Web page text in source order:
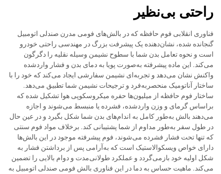
راحتی بی‌نظیر
فناوری انقلابی فوم حافظه که در بالش‌های فومی مدرن صندلی اتومبیل
گنجانده شده، نشان‌دهنده یک پیشرفت بزرگ در مهندسی راحتی خودرو
است و نحوه تعامل بدن شما با سطوح نشیمن وسیله نقلیه را دگرگون
می‌کند. این ماده پیشرفته به‌صورت پویا به دمای بدن و فشار واردشده
واکنش نشان می‌دهد و تجربه‌ای نشیمن سفارشی ایجاد می‌کند که خود را با
ساختار آناتومیک منحصربه‌فرد و ترجیحات نشیمن شما تطبیق می‌دهد.
ساختار فوم حافظه از میلیون‌ها حفره میکروسکوپی هوا تشکیل شده که
براساس گرمای و وزن واردشده، فشرده یا منبسط می‌شوند و اجازه
می‌دهند بالش به‌طور کامل به اندام‌های بدن شما شکل بگیرد و در عین حال
در طول سفر به‌طور مداوم از شما پشتیبانی کند. برخلاف مواد فوم سنتی
که تنها تحت فشار فشرده می‌شوند، فوم پیشرفته موجود در این بالش‌ها
دارای خواص ویسکوالاستیک است که به‌آرامی پس از برداشتن فشار به
شکل اولیه خود بازمی‌گردد و عملکرد طولانی‌مدت و دوام بالایی را تضمین
می‌کند. ماهیت حساس به دما در این فناوری بالش فومی صندلی اتومبیل به